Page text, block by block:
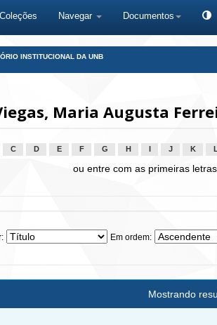
Navegar Documentos
INSTITUCIONAL DA UNB
Maria Augusta
C D E F G H J K
ou entre com as primeiras
Em ordem:
Mostrando